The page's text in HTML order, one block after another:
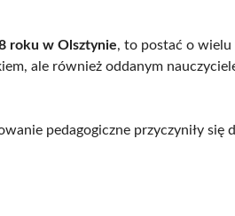
roku w Olsztynie, to postać o wielu
ale również oddanym
pedagogiczne przyczyniły się